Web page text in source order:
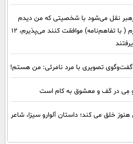
رهبر نقل می‌شود با شخصیتی که من دیدم
تطابق ندارد/ گفتند سه چهارم ( با تفاهم‌نامه) موافقت کنند می‌پذیرم، 12
تصویری با مرد نامرئی: من هستم!
و مِی در کَف و معشوق به کام است
در 92 سالگی هنوز خلق می کند؛ داستان آلوارو سیزا، شاعر